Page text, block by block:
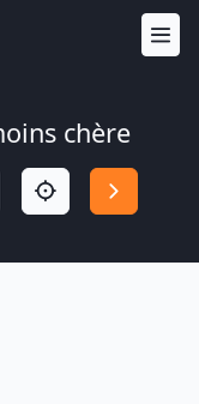
chère